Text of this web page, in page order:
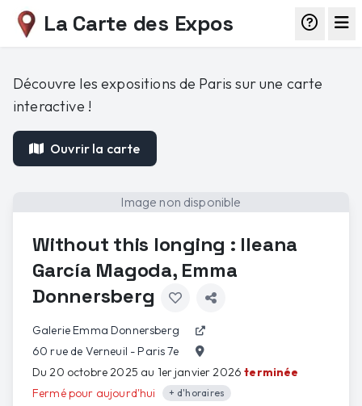
La Carte des Expos
Découvre les expositions de Paris sur une carte
interactive !
Ouvrir la carte
Image non disponible
Without this longing : Ileana
García Magoda, Emma
Donnersberg
Galerie Emma Donnersberg
60 rue de Verneuil - Paris 7e
Du 20 octobre 2025 au 1er janvier 2026terminée
Fermé pour aujourd'hui
+ d'horaires